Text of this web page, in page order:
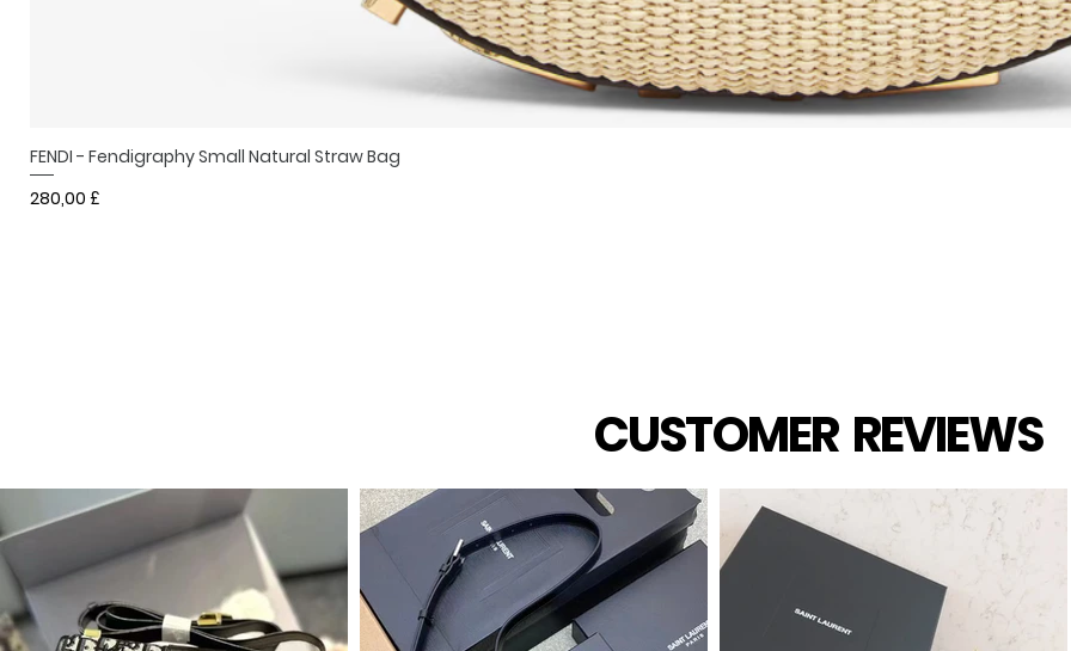
FENDI - Fendigraphy Small Natural Straw Bag
Prezzo
280,00 £
CUSTOMER REVIEWS